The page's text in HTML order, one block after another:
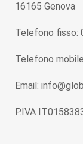
16165 Genova
Telefono fisso:
Telefono
Email:
P.IVA